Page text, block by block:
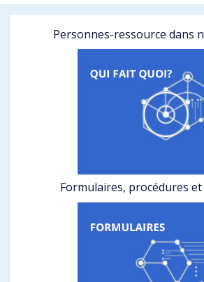
Personnes-ressource dans
Formulaires, procédures